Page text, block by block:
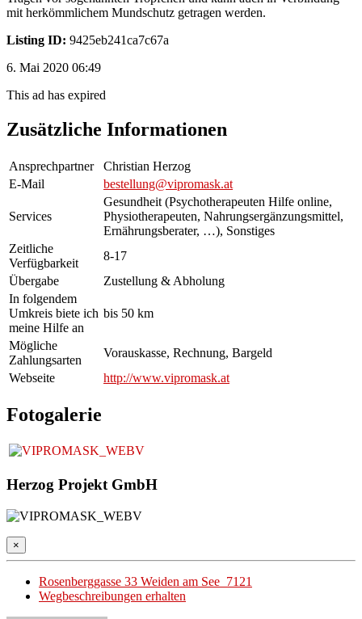
mit herkömmlichem Mundschutz getragen werden.
Listing ID: 9425eb241ca7c67a
6. Mai 2020 06:49
This ad has expired
Zusätzliche Informationen
Ansprechpartner
Christian Herzog
E-Mail
bestellung@vipromask.at
Services
Gesundheit (Psychotherapeuten Hilfe online,
Physiotherapeuten, Nahrungsergänzungsmittel,
Ernährungsberater, …), Sonstiges
Zeitliche
Verfügbarkeit
8-17
Übergabe
Zustellung & Abholung
In folgendem
Umkreis biete ich
meine Hilfe an
bis 50 km
Mögliche
Zahlungsarten
Vorauskasse, Rechnung, Bargeld
Webseite
http://www.vipromask.at
Fotogalerie
Herzog Projekt GmbH
×
Rosenberggasse 33 Weiden am See 7121
Wegbeschreibungen erhalten